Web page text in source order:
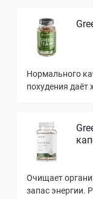
Нормального
похудения
Очищает
запас энергии.